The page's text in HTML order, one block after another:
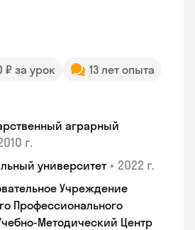
₽ за урок
13 лет опыта
аграрный
г.
университет • 2022 г.
Учреждение
Профессионального
Методический Центр